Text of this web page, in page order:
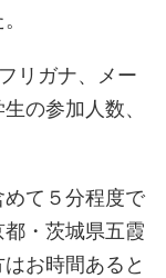
リガナ、メー
の参加人数、
て５分程度で
・茨城県五霞
お時間あると